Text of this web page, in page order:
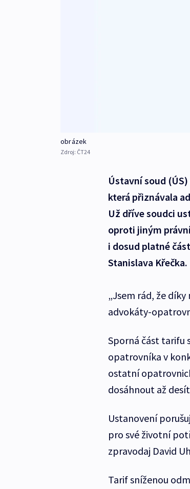
obrázek
Zdroj: ČT24
Ústavní soud
která přiznávala
Už dříve soudci
oproti jiným
i dosud platné
Stanislava Křečka.
„Jsem rád, že
advokáty-
Sporná část tarifu
opatrovníka v
ostatní
dosáhnout až
Ustanovení
pro své životní
zpravodaj David
Tarif sníženou